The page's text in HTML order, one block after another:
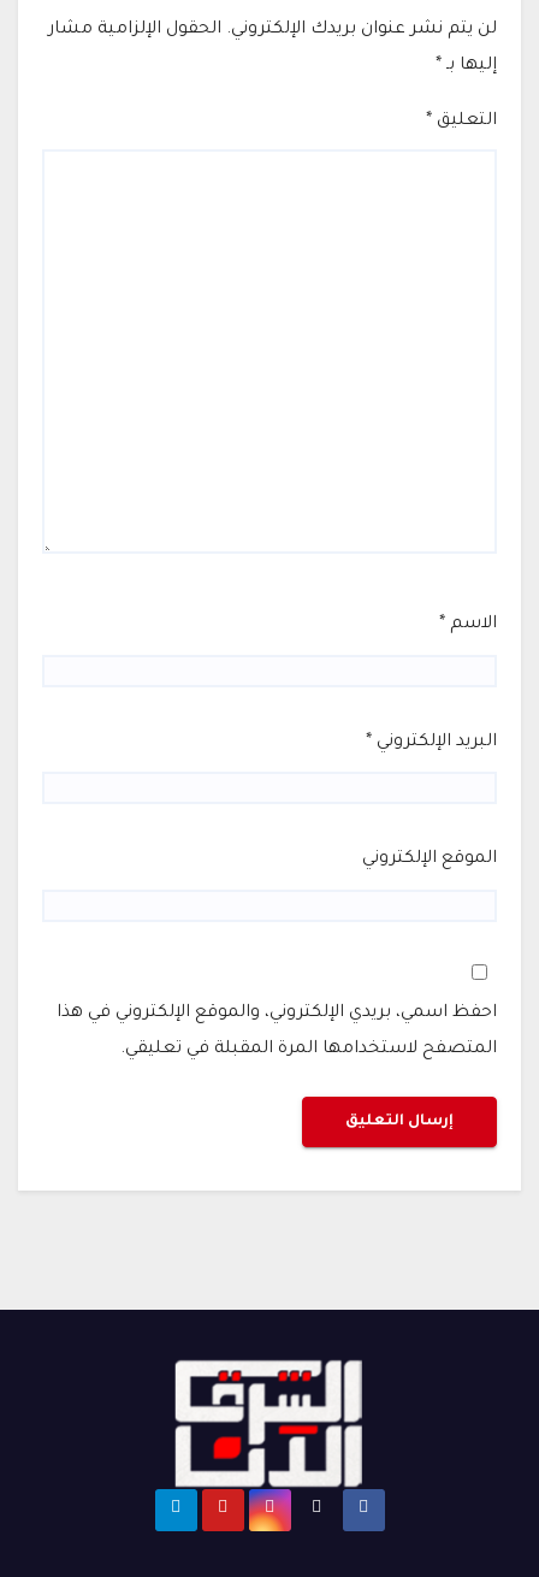
لن يتم نشر عنوان بريدك الإلكتروني. الحقول الإلزامية مشار
إليها بـ *
التعليق *
الاسم *
البريد الإلكتروني *
الموقع الإلكتروني
احفظ اسمي، بريدي الإلكتروني، والموقع الإلكتروني في هذا
المتصفح لاستخدامها المرة المقبلة في تعليقي.